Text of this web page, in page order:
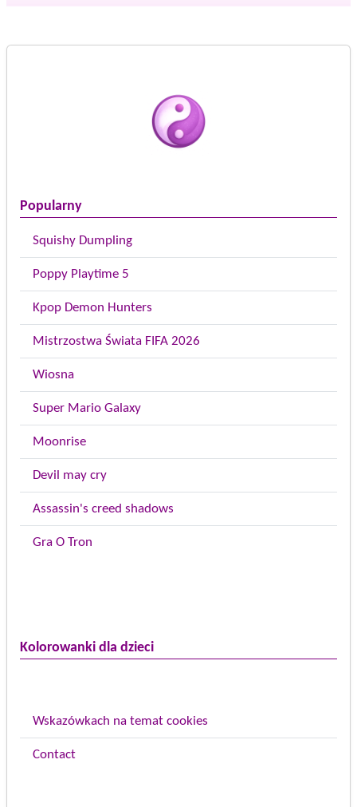
Popularny
Squishy Dumpling
Poppy Playtime 5
Kpop Demon Hunters
Mistrzostwa Świata FIFA 2026
Wiosna
Super Mario Galaxy
Moonrise
Devil may cry
Assassin's creed shadows
Gra O Tron
Kolorowanki dla dzieci
Wskazówkach na temat cookies
Contact